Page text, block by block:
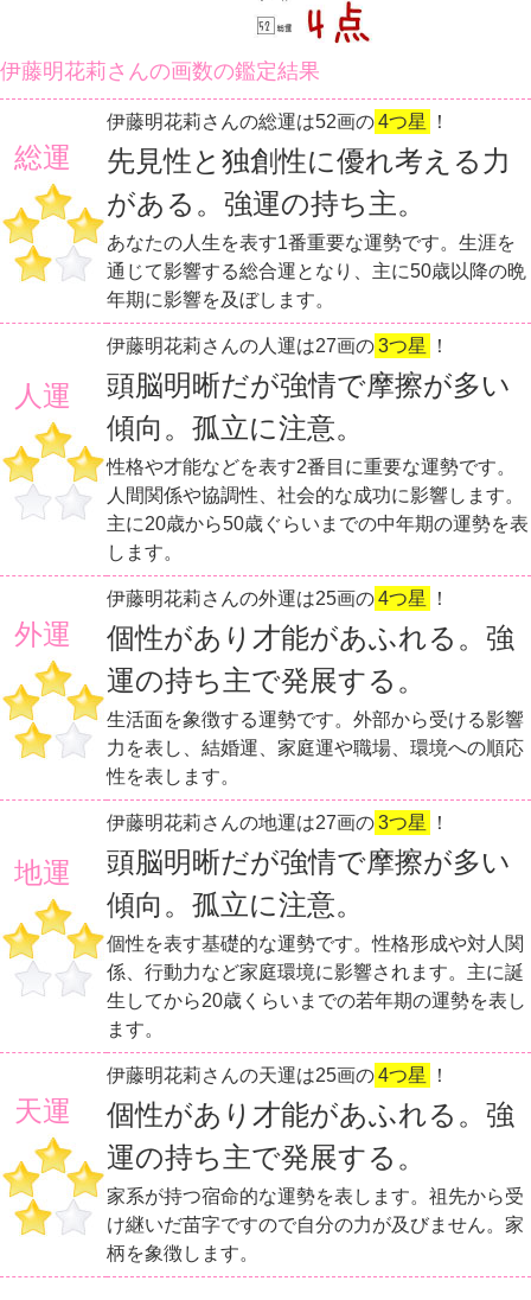
伊藤明花莉さんの画数の鑑定結果
総運
伊藤明花莉さんの総運は52画の4つ星 ！
先見性と独創性に優れ考える力
がある。強運の持ち主。
あなたの人生を表す1番重要な運勢です。生涯を
通じて影響する総合運となり、主に50歳以降の晩
年期に影響を及ぼします。
人運
伊藤明花莉さんの人運は27画の3つ星 ！
頭脳明晰だが強情で摩擦が多い
傾向。孤立に注意。
性格や才能などを表す2番目に重要な運勢です。
人間関係や協調性、社会的な成功に影響します。
主に20歳から50歳ぐらいまでの中年期の運勢を表
します。
外運
伊藤明花莉さんの外運は25画の4つ星 ！
個性があり才能があふれる。強
運の持ち主で発展する。
生活面を象徴する運勢です。外部から受ける影響
力を表し、結婚運、家庭運や職場、環境への順応
性を表します。
地運
伊藤明花莉さんの地運は27画の3つ星 ！
頭脳明晰だが強情で摩擦が多い
傾向。孤立に注意。
個性を表す基礎的な運勢です。性格形成や対人関
係、行動力など家庭環境に影響されます。主に誕
生してから20歳くらいまでの若年期の運勢を表し
ます。
天運
伊藤明花莉さんの天運は25画の4つ星 ！
個性があり才能があふれる。強
運の持ち主で発展する。
家系が持つ宿命的な運勢を表します。祖先から受
け継いだ苗字ですので自分の力が及びません。家
柄を象徴します。